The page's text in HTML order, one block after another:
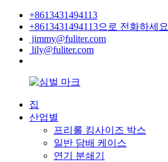
+8613431494113
+8613431494113으로 전화하세요
jimmy@fuliter.com
lily@fuliter.com
집
산업별
프리롤 킹사이즈 박스
일반 담배 케이스
연기 분쇄기